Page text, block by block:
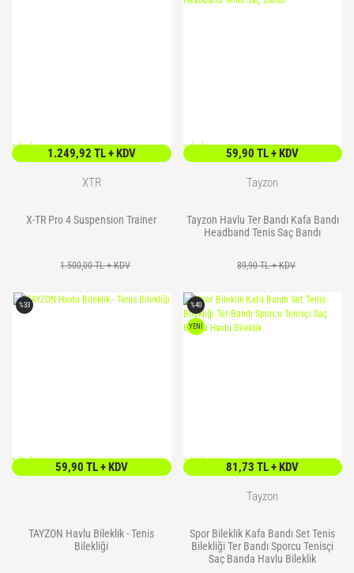
</> />
1.249,92 TL + KDV
XTR
X-TR Pro 4 Suspension Trainer
1.500,00 TL + KDV
</> />
59,90 TL + KDV
Tayzon
Tayzon Havlu Ter Bandı Kafa Bandı
Headband Tenis Saç Bandı
89,90 TL + KDV
%33
</> />
59,90 TL + KDV
TAYZON Havlu Bileklik - Tenis
Bilekliği
%40
YENİ
</> />
81,73 TL + KDV
Tayzon
Spor Bileklik Kafa Bandı Set Tenis
Bilekliği Ter Bandı Sporcu Tenisçi
Saç Banda Havlu Bileklik